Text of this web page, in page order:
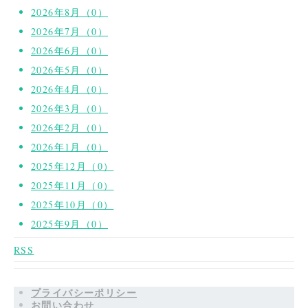
2026年8月（0）
2026年7月（0）
2026年6月（0）
2026年5月（0）
2026年4月（0）
2026年3月（0）
2026年2月（0）
2026年1月（0）
2025年12月（0）
2025年11月（0）
2025年10月（0）
2025年9月（0）
RSS
プライバシーポリシー
お問い合わせ